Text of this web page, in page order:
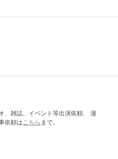
、雑誌、イベント等出演依頼、 漫
依頼はこちら まで。